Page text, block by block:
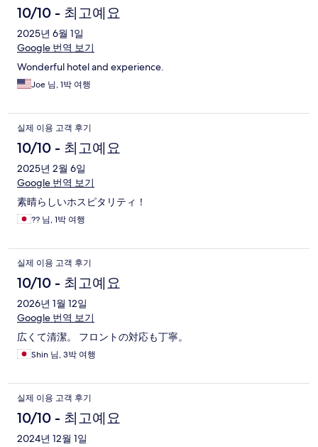
10/10 - 최고예요
2025년 6월 1일
Google 번역 보기
Wonderful hotel and experience.
Joe 님, 1박 여행
실제 이용 고객 후기
10/10 - 최고예요
2025년 2월 6일
Google 번역 보기
素晴らしいホスピタリティ！
?? 님, 1박 여행
실제 이용 고객 후기
10/10 - 최고예요
2026년 1월 12일
Google 번역 보기
広くて清潔。 フロントの対応も丁寧。
Shin 님, 3박 여행
실제 이용 고객 후기
10/10 - 최고예요
2024년 12월 1일